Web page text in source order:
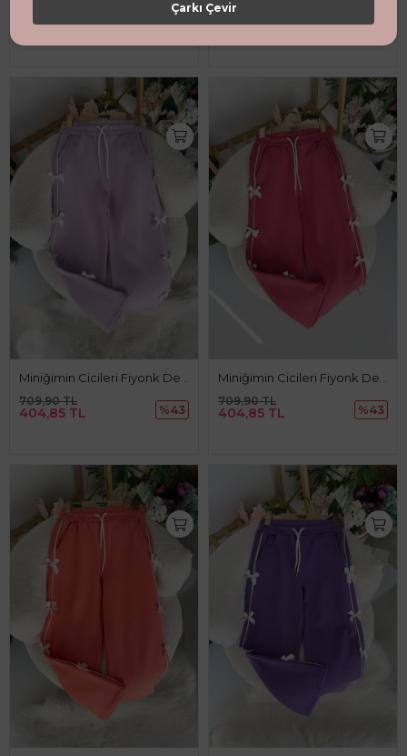
404,85 TL %43 404,85 TL
709,90 TL
%43
404,85 TL
709,90 TL
%43 404,85 TL
709,90 TL
%43
Çarkı Çevir